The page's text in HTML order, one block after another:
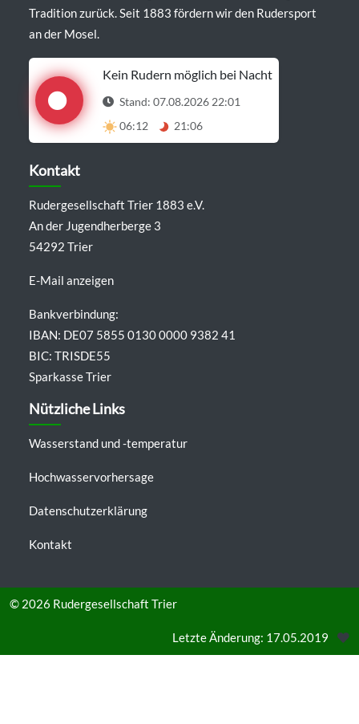
Tradition zurück. Seit 1883 fördern wir den Rudersport
an der Mosel.
Kein Rudern möglich bei Nacht
Stand: 07.08.2026 22:01
06:12
21:06
Details anzeigen
Kontakt
Rudergesellschaft Trier 1883 e.V.
An der Jugendherberge 3
54292 Trier
E-Mail anzeigen
Bankverbindung:
IBAN: DE07 5855 0130 0000 9382 41
BIC: TRISDE55
Sparkasse Trier
Nützliche Links
Wasserstand und -temperatur
Hochwasservorhersage
Datenschutzerklärung
Kontakt
© 2026 Rudergesellschaft Trier
Letzte Änderung: 17.05.2019